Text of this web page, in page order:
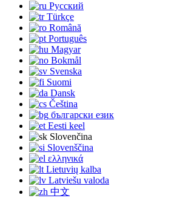
Русский
Türkçe
Română
Português
Magyar
Bokmål
Svenska
Suomi
Dansk
Čeština
български език
Eesti keel
Slovenčina
Slovenščina
ελληνικά
Lietuvių kalba
Latviešu valoda
中文